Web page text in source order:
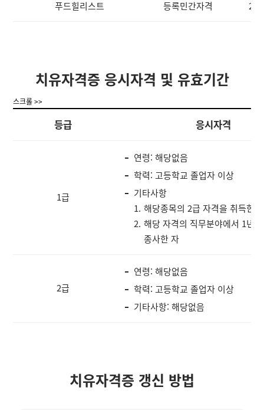
푸드힐리스트 등록민간자격
치유자격증 응시자격 및 유효기간
스크롤 >>
등급 응시자격
1급
연령: 해당없음
학력: 고등학교 졸업자 이상
기타사항
해당종목의 2급 자격을 취득한
해당 자격의 직무분야에서 1년
종사한 자
2급
연령: 해당없음
학력: 고등학교 졸업자 이상
기타사항: 해당없음
치유자격증 갱신 방법